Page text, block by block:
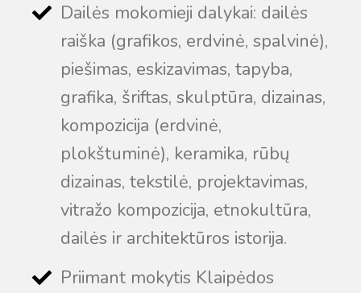
Dailės mokomieji dalykai: dailės
raiška (grafikos, erdvinė, spalvinė),
piešimas, eskizavimas, tapyba,
grafika, šriftas, skulptūra, dizainas,
kompozicija (erdvinė,
plokštuminė), keramika, rūbų
dizainas, tekstilė, projektavimas,
vitražo kompozicija, etnokultūra,
dailės ir architektūros istorija.
Priimant mokytis Klaipėdos